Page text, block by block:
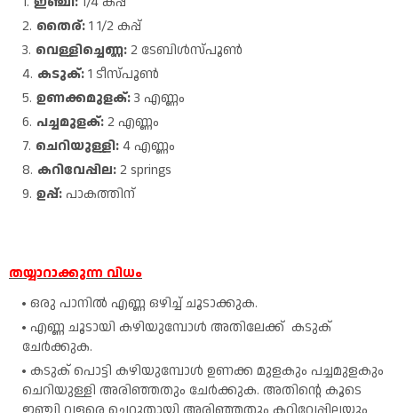
തൈര്:1 1/2 കപ്പ്‌
വെള്ളിച്ചെണ്ണ:2 ടേബിൾസ്പൂൺ
കടുക്:1 ടീസ്പൂൺ
ഉണക്കമുളക്:3 എണ്ണം
പച്ചമുളക്:2 എണ്ണം
ചെറിയുള്ളി:4 എണ്ണം
കറിവേപ്പില:2 springs
ഉപ്പ്:പാകത്തിന്
തയ്യാറാക്കുന്ന വിധം
ഒരു പാനിൽ എണ്ണ ഒഴിച്ച് ചൂടാക്കുക.
എണ്ണ ചൂടായി കഴിയുമ്പോൾ അതിലേക്ക് കടുക്
ചേർക്കുക.
കടുക് പൊട്ടി കഴിയുമ്പോൾ ഉണക്ക മുളകും പച്ചമുളകും
ചെറിയുള്ളി അരിഞ്ഞതും ചേർക്കുക. അതിന്റെ കൂടെ